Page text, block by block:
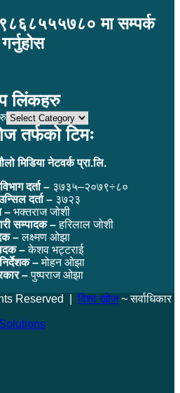
९८६८५५५७८० मा सम्पर्क
गर्नुहोस
लिंकहरु
तर्फको टिमः
मिडिया नेटवर्क प्रा.लि.
दर्ता – ३७३५–२०७९÷८०
दर्ता – ३७२३
– भक्तराज जोशी
सम्पादक –हरिलाल जोशी
–लक्ष्मण ओझा
–केशव भट्टराई
–मोहन ओझा
–पुष्पराज ओझा
Reserved | विश्व खोज~ सर्वाधिकार